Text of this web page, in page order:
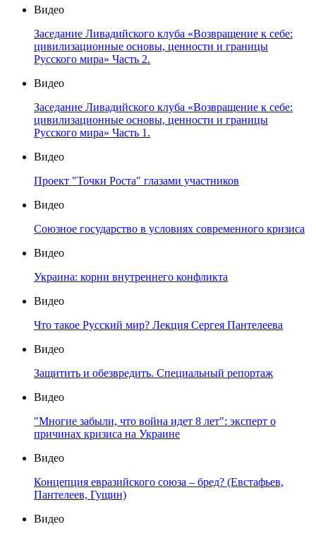
Видео
Заседание Ливадийского клуба «Возвращение к себе:
цивилизационные основы, ценности и границы
Русского мира» Часть 2.
Видео
Заседание Ливадийского клуба «Возвращение к себе:
цивилизационные основы, ценности и границы
Русского мира» Часть 1.
Видео
Проект "Точки Роста" глазами участников
Видео
Союзное государство в условиях современного кризиса
Видео
Украина: корни внутреннего конфликта
Видео
Что такое Русский мир? Лекция Сергея Пантелеева
Видео
Защитить и обезвредить. Специальный репортаж
Видео
"Многие забыли, что война идет 8 лет": эксперт о
причинах кризиса на Украине
Видео
Концепция евразийского союза – бред? (Евстафьев,
Пантелеев, Гущин)
Видео